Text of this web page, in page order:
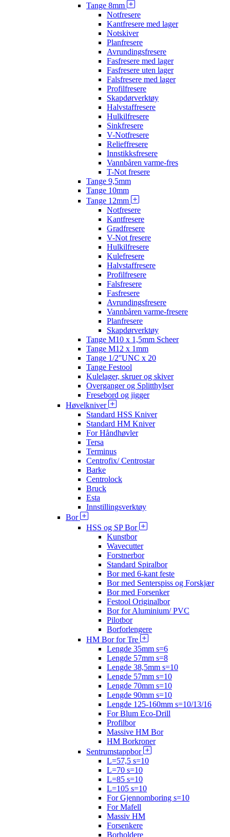
Tange 8mm
Notfresere
Kantfresere med lager
Notskiver
Planfresere
Avrundingsfresere
Fasfresere med lager
Fasfresere uten lager
Falsfresere med lager
Profilfresere
Skapdørverktøy
Halvstaffresere
Hulkilfresere
Sinkfresere
V-Notfresere
Relieffresere
Innstikksfresere
Vannbåren varme-fres
T-Not fresere
Tange 9,5mm
Tange 10mm
Tange 12mm
Notfresere
Kantfresere
Gradfresere
V-Not fresere
Hulkilfresere
Kulefresere
Halvstaffresere
Profilfresere
Falsfresere
Fasfresere
Avrundingsfresere
Vannbåren varme-fresere
Planfresere
Skapdørverktøy
Tange M10 x 1,5mm Scheer
Tange M12 x 1mm
Tange 1/2''UNC x 20
Tange Festool
Kulelager, skruer og skiver
Overganger og Splitthylser
Fresebord og jigger
Høvelkniver
Standard HSS Kniver
Standard HM Kniver
For Håndhøvler
Tersa
Terminus
Centrofix/ Centrostar
Barke
Centrolock
Bruck
Esta
Innstillingsverktøy
Bor
HSS og SP Bor
Kunstbor
Wavecutter
Forstnerbor
Standard Spiralbor
Bor med 6-kant feste
Bor med Senterspiss og Forskjær
Bor med Forsenker
Festool Originalbor
Bor for Aluminium/ PVC
Pilotbor
Borforlengere
HM Bor for Tre
Lengde 35mm s=6
Lengde 57mm s=8
Lengde 38,5mm s=10
Lengde 57mm s=10
Lengde 70mm s=10
Lengde 90mm s=10
Lengde 125-160mm s=10/13/16
For Blum Eco-Drill
Profilbor
Massive HM Bor
HM Borkroner
Sentrumstappbor
L=57,5 s=10
L=70 s=10
L=85 s=10
L=105 s=10
For Gjennomboring s=10
For Mafell
Massiv HM
Forsenkere
Borholdere